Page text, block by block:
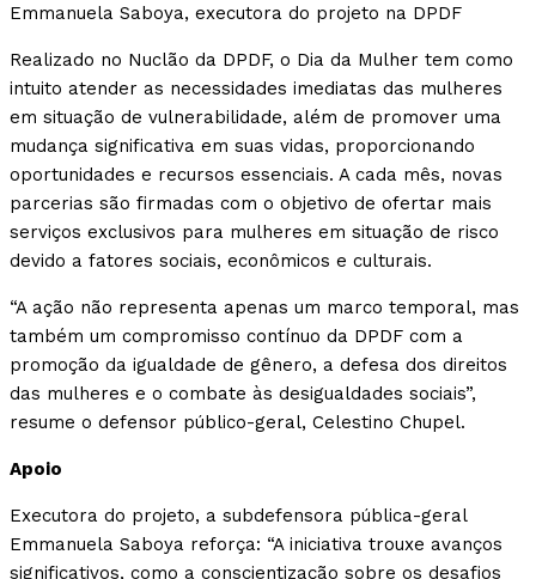
Emmanuela Saboya, executora do projeto na DPDF
Realizado no Nuclão da DPDF, o Dia da Mulher tem como
intuito atender as necessidades imediatas das mulheres
em situação de vulnerabilidade, além de promover uma
mudança significativa em suas vidas, proporcionando
oportunidades e recursos essenciais. A cada mês, novas
parcerias são firmadas com o objetivo de ofertar mais
serviços exclusivos para mulheres em situação de risco
devido a fatores sociais, econômicos e culturais.
“A ação não representa apenas um marco temporal, mas
também um compromisso contínuo da DPDF com a
promoção da igualdade de gênero, a defesa dos direitos
das mulheres e o combate às desigualdades sociais”,
resume o defensor público-geral, Celestino Chupel.
Apoio
Executora do projeto, a subdefensora pública-geral
Emmanuela Saboya reforça: “A iniciativa trouxe avanços
significativos, como a conscientização sobre os desafios